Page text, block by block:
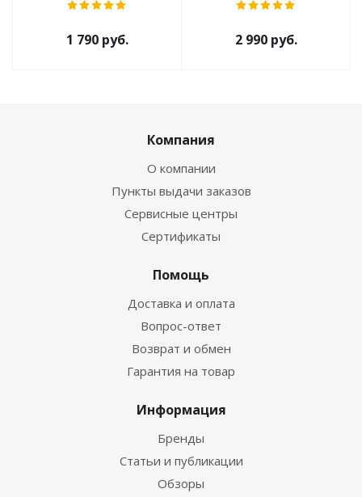
1 790 руб. 2 990 руб.
Компания
О компании
Пункты выдачи заказов
Сервисные центры
Сертификаты
Помощь
Доставка и оплата
Вопрос-ответ
Возврат и обмен
Гарантия на товар
Информация
Бренды
Статьи и публикации
Обзоры